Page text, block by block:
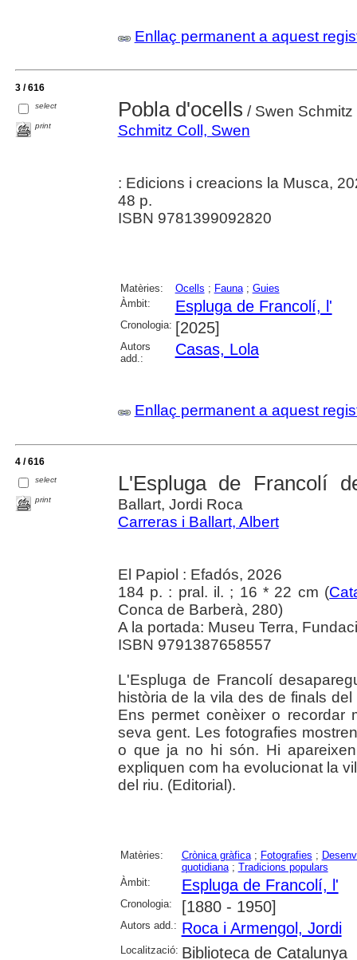
Enllaç permanent a aquest
3 / 616
select
print
Pobla d'ocells / Swen
Schmitz Coll, Swen
: Edicions i creacions la Musca,
48 p.
ISBN 9781399092820
Matèries: Ocells ; Fauna; Guies
Àmbit:
Espluga de Francolí, l'
Cronologia: [2025]
Autors
add.:
Casas, Lola
Enllaç permanent a aquest
4 / 616
select
print
L'Espluga de Francolí
Ballart, Jordi Roca
Carreras i Ballart, Albert
El Papiol : Efadós, 2026
184 p. : pral. il. ; 16 * 22 cm (
Conca de Barberà, 280)
A la portada: Museu Terra,
ISBN 9791387658557
L'Espluga de Francolí
història de la vila des de finals
Ens permet conèixer o recordar
seva gent. Les fotografies
o que ja no hi són. Hi
expliquen com ha evolucionat la
del riu. (Editorial).
Matèries: Crònica gràfica; Fotografies ;
quotidiana; Tradicions populars
Àmbit:
Espluga de Francolí, l'
Cronologia: [1880 - 1950]
Autors add.: Roca i Armengol, Jordi
Localització: Biblioteca de Catalunya